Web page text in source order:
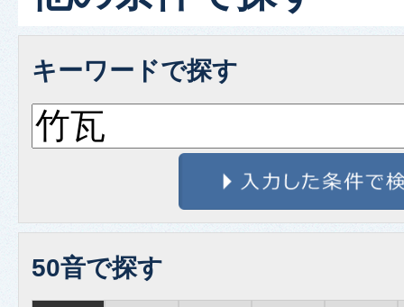
キーワードで探す
50音で探す